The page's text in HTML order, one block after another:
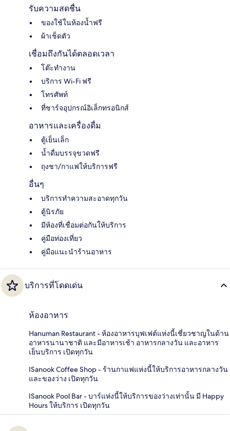
รับความสดชื่น
ของใช้ในห้องน้ำฟรี
ผ้าเช็ดตัว
เชื่อมถึงกันได้ตลอดเวลา
โต๊ะทำงาน
บริการ Wi-Fi ฟรี
โทรศัพท์
ที่ชาร์จอุปกรณ์อิเล็กทรอนิกส์
อาหารและเครื่องดื่ม
ตู้เย็นเล็ก
น้ำดื่มบรรจุขวดฟรี
ถุงชา/กาแฟให้บริการฟรี
อื่นๆ
บริการทำความสะอาดทุกวัน
ตู้นิรภัย
มีห้องที่เชื่อมต่อกันให้บริการ
คู่มือท่องเที่ยว
คู่มือแนะนำร้านอาหาร
บริการที่โดดเด่น
ห้องอาหาร
Hanuman Restaurant - ห้องอาหารบุฟเฟต์แห่งนี้เชี่ยวชาญในด้าน
อาหารนานาชาติ และมีอาหารเช้า อาหารกลางวัน และอาหาร
เย็นบริการ เปิดทุกวัน
ISanook Coffee Shop - ร้านกาแฟแห่งนี้ให้บริการอาหารกลางวัน
และของว่าง เปิดทุกวัน
ISanook Pool Bar - บาร์แห่งนี้ให้บริการของว่างเท่านั้น มี Happy
Hours ให้บริการ เปิดทุกวัน